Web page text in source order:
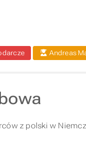
Andreas
z polski w